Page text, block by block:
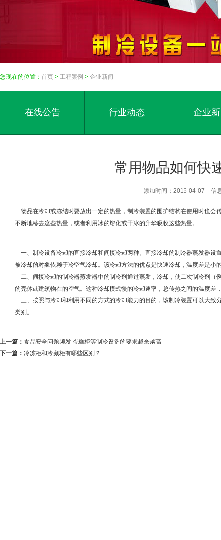
您现在的位置： 首页 > 工程案例 > 企业新闻
在线公告 行业动态 企业
常用物品如何快
添加时间：2016-04-07 信
物品在冷却或冻结时要放出一定的热量，制冷装置的围护结构在使用时也会
不断地移去这些热量，或者利用冰的熔化或干冰的升华吸收这些热量。
一、制冷设备冷却的直接冷却和间接冷却两种。直接冷却的制冷器蒸发器设
被冷却的对象依赖于冷空气冷却。该冷却方法的优点是快速冷却，温度差
二、间接冷却的制冷器蒸发器中的制冷剂通过蒸发，冷却，使二次制冷剂（
的壳体或建筑物在的空气。这种冷却模式慢的冷却速率，总传热之间的温
三、按照与冷却和利用不同的方式的冷却能力的目的，该制冷装置可以大致
类别。
上一篇： 食品安全问题频发 蛋糕柜等制冷设备的要求越来越高
下一篇： 冷冻柜和冷藏柜有哪些区别？